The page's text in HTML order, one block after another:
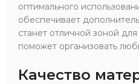
оптимального
обеспечивает
станет отличной зоной
поможет организовать
Качество